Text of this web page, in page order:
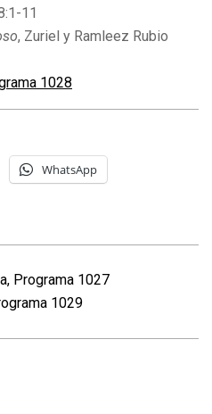
11
, Zuriel y Ramleez Rubio
1028
WhatsApp
Programa 1027
1029